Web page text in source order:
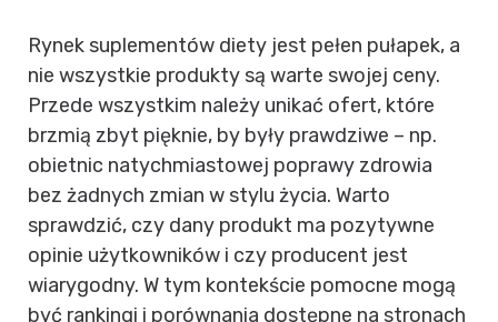
Rynek suplementów diety jest pełen pułapek, a
nie wszystkie produkty są warte swojej ceny.
Przede wszystkim należy unikać ofert, które
brzmią zbyt pięknie, by były prawdziwe – np.
obietnic natychmiastowej poprawy zdrowia
bez żadnych zmian w stylu życia. Warto
sprawdzić, czy dany produkt ma pozytywne
opinie użytkowników i czy producent jest
wiarygodny. W tym kontekście pomocne mogą
być rankingi i porównania dostępne na stronach